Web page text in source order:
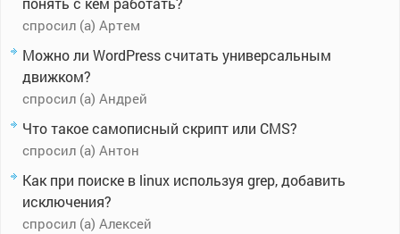
спросил (а) Артем
Можно ли WordPress считать универсальным
движком?
спросил (а) Андрей
Что такое самописный скрипт или CMS?
спросил (а) Антон
Как при поиске в linux используя grep, добавить
исключения?
спросил (а) Алексей